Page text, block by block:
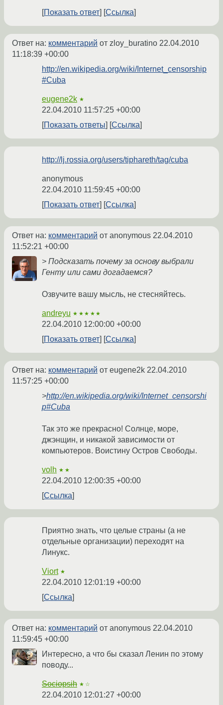
Показать ответ
Ссылка
Ответ на: комментарий от zloy_buratino 22.04.2010
11:18:39 +00:00
http://en.wikipedia.org/wiki/Internet_censorship
#Cuba
eugene2k ★
22.04.2010 11:57:25 +00:00
Показать ответы
Ссылка
http://lj.rossia.org/users/tiphareth/tag/cuba
anonymous
22.04.2010 11:59:45 +00:00
Показать ответ
Ссылка
Ответ на: комментарий от anonymous 22.04.2010
11:52:21 +00:00
> Подсказать почему за основу выбрали
Генту или сами догадаемся?
Озвучите вашу мысль, не стесняйтесь.
andreyu ★★★★★
22.04.2010 12:00:00 +00:00
Показать ответ
Ссылка
Ответ на: комментарий от eugene2k 22.04.2010
11:57:25 +00:00
>http://en.wikipedia.org/wiki/Internet_censorshi
p#Cuba
Так это же прекрасно! Солнце, море,
джэнщин, и никакой зависимости от
компьютеров. Воистину Остров Свободы.
volh ★★
22.04.2010 12:00:35 +00:00
Ссылка
Приятно знать, что целые страны (а не
отдельные организации) переходят на
Линукс.
Viort ★
22.04.2010 12:01:19 +00:00
Ссылка
Ответ на: комментарий от anonymous 22.04.2010
11:59:45 +00:00
Интересно, а что бы сказал Ленин по этому
поводу...
Sociopsih ★☆
22.04.2010 12:01:27 +00:00